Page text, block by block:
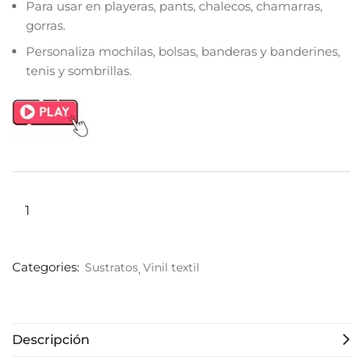
Para usar en playeras, pants, chalecos, chamarras,
gorras.
Personaliza mochilas, bolsas, banderas y banderines,
tenis y sombrillas.
Categories: Sustratos Vinil textil
Descripción